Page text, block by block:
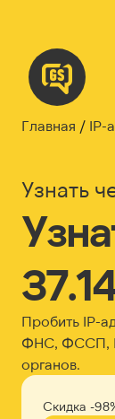
Главная IP-
Узнать
Пробить IP-
ФНС, ФССП,
органов.
Скидка -